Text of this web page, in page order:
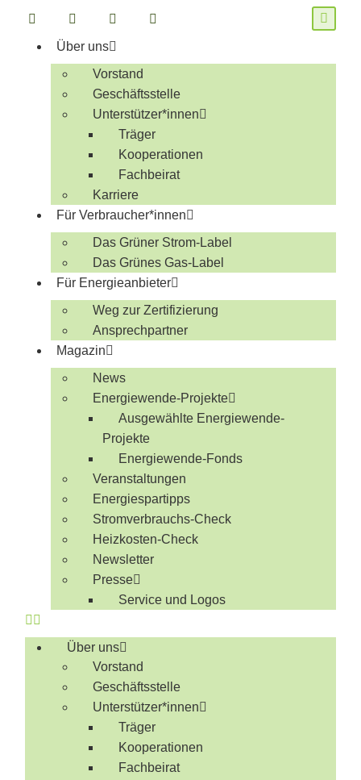
Über uns
Vorstand
Geschäftsstelle
Unterstützer*innen
Träger
Kooperationen
Fachbeirat
Karriere
Für Verbraucher*innen
Das Grüner Strom-Label
Das Grünes Gas-Label
Für Energieanbieter
Weg zur Zertifizierung
Ansprechpartner
Magazin
News
Energiewende-Projekte
Ausgewählte Energiewende-
Projekte
Energiewende-Fonds
Veranstaltungen
Energiespartipps
Stromverbrauchs-Check
Heizkosten-Check
Newsletter
Presse
Service und Logos
Über uns
Vorstand
Geschäftsstelle
Unterstützer*innen
Träger
Kooperationen
Fachbeirat